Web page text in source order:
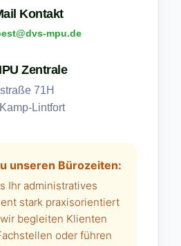
Kontakt
mpu.de
Zentrale
71H
Lintfort
unseren Bürozeiten:
Ihr administratives
stark praxisorientiert
begleiten Klienten
oder führen